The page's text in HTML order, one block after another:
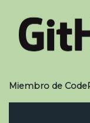
Miembro de